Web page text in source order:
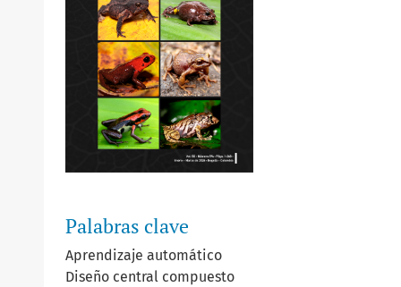
Palabras clave
Aprendizaje automático
Diseño central compuesto